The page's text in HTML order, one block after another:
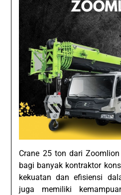
Crane 25 ton dari
bagi banyak kontraktor
kekuatan dan efisiensi
juga memiliki